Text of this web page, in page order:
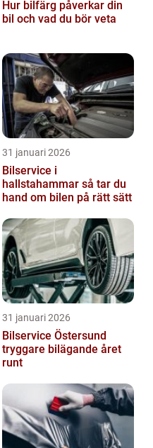
Hur bilfärg påverkar din
bil och vad du bör veta
31 januari 2026
Bilservice i
hallstahammar så tar du
hand om bilen på rätt sätt
31 januari 2026
Bilservice Östersund
tryggare bilägande året
runt